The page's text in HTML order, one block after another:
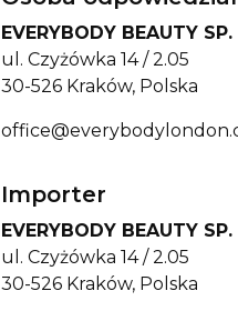
EVERYBODY BEAUTY
ul. Czyżówka 14 / 2.05
30-526 Kraków, Polska
Importer
EVERYBODY BEAUTY
ul. Czyżówka 14 / 2.05
30-526 Kraków, Polska